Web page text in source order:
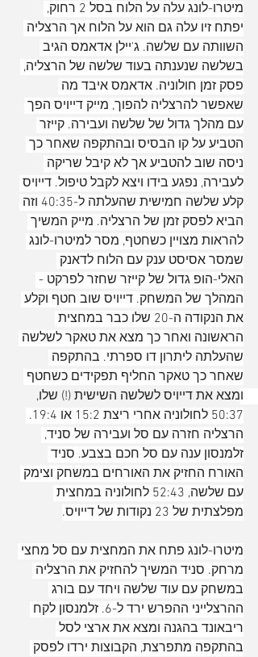
מיטרו-לונג עלה על הלוח בסל 2 רחוק,
יפתח זיו עלה גם הוא על הלוח אך הרצליה
השוותה עם שלשה. ג'יילן אדאמס הגיב
בשלשה שנענתה בעוד שלשה של הרצליה,
פסק זמן חולוניה. אדאמס איבד מה
שאפשר להרצליה להפוך, מייק דייויס הפך
עם מהלך גדול של שלשה ועבירה. קייזר
הטביע על קו הבסיס ובהתקפה שאחר כך
ניסה שוב להטביע אך לא קיבל שריקה
לעבירה, נפגע בידו ויצא לקבל טיפול. דייויס
קלע שלשה חמישית שהעלתה ל-40:35 וזה
הביא לפסק זמן של הרצליה. מייק המשיך
להראות מצויין כשחטף, מסר למיטרו-לונג
שמסר אסיסט ענק עם הלוח לדאנק
האלי-הופ גדול של קייזר שחזר לפרקט -
המהלך של המשחק. דייויס שוב חטף וקלע
את הנקודה ה-20 שלו כבר במחצית
הראשונה ואחר כך מצא את טאקר לשלשה
שהעלתה ליתרון דו ספרתי. בהתקפה
שאחר כך טאקר החליף תפקידים כשחטף
ומצא את דייויס לשלשה השישית (!) שלו,
50:37 לחולוניה אחרי ריצת 15:2 או 19:4.
הרצליה חזרה עם סל ועבירה של סניד,
זלמנסון ענה עם סל חכם בצבע. סניד
האורח החזיק את האורחים במשחק וצימק
עם שלשה, 52:43 לחולוניה במחצית
מפלצתית של 23 נקודות של דייויס.
מיטרו-לונג פתח את המחצית עם סל מחצי
מרחק. סניד המשיך להחזיק את הרצליה
במשחק עם עוד שלשה ויחד עם בורג
ההרצלייני ההפרש ירד ל-6. זלמנסון לקח
ריבאונד בהגנה ומצא את ארצי לסל
בהתקפה מתפרצת, הקבוצות ירדו לפסק